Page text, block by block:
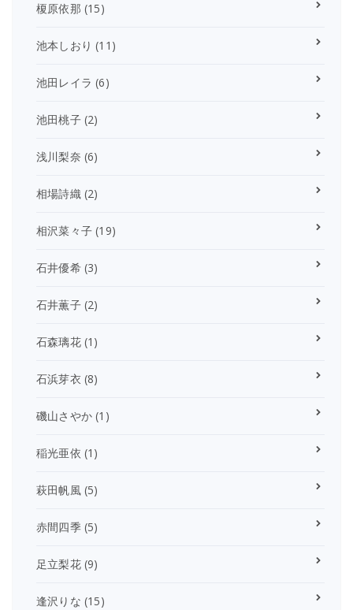
榎原依那 (15)
池本しおり (11)
池田レイラ (6)
池田桃子(2)
浅川梨奈 (6)
相場詩織(2)
相沢菜々子 (19)
石井優希(3)
石井薫子(2)
石森璃花(1)
石浜芽衣 (8)
磯山さやか (1)
稲光亜依 (1)
萩田帆風(5)
赤間四季(5)
足立梨花(9)
逢沢りな (15)